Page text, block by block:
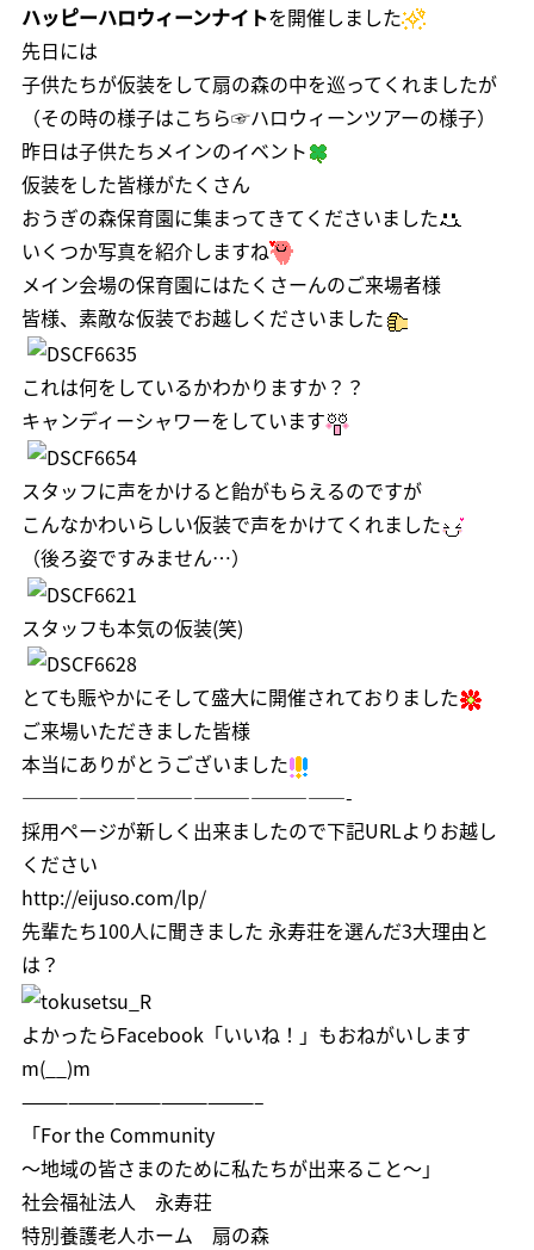
ハッピーハロウィーンナイトを開催しました
先日には
子供たちが仮装をして扇の森の中を巡ってくれましたが
（その時の様子はこちら☞ハロウィーンツアーの様子）
昨日は子供たちメインのイベント
仮装をした皆様がたくさん
おうぎの森保育園に集まってきてくださいました
いくつか写真を紹介しますね
メイン会場の保育園にはたくさーんのご来場者様
皆様、素敵な仮装でお越しくださいました
これは何をしているかわかりますか？？
キャンディーシャワーをしています
スタッフに声をかけると飴がもらえるのですが
こんなかわいらしい仮装で声をかけてくれました
（後ろ姿ですみません…）
スタッフも本気の仮装(笑)
とても賑やかにそして盛大に開催されておりました
ご来場いただきました皆様
本当にありがとうございました
—————————————————-
採用ページが新しく出来ましたので下記URLよりお越し
ください
http://eijuso.com/lp/
先輩たち100人に聞きました 永寿荘を選んだ3大理由と
は？
よかったらFacebook「いいね！」 もおねがいします
m(__)m
———————————————–
「For the Community
～地域の皆さまのために私たちが出来ること～」
社会福祉法人 永寿荘
特別養護老人ホーム 扇の森